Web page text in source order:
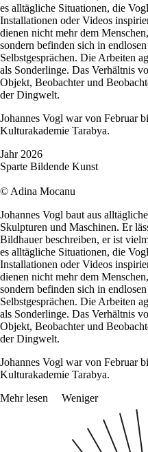
es alltägliche Situationen, die
Installationen oder Videos
dienen nicht mehr dem
sondern befinden sich in
Selbstgesprächen. Die Arbeiten
als Sonderlinge. Das Verhältnis
Objekt, Beobachter und
derDingwelt.
Johannes Vogl war von Februar
Kulturakademie Tarabya.
Jahr 2026
Sparte Bildende Kunst
© Adina Mocanu
Johannes Vogl baut aus
Skulpturen und Maschinen. Er
Bildhauer beschreiben, er ist
es alltägliche Situationen, die
Installationen oder Videos
dienen nicht mehr dem
sondern befinden sich in
Selbstgesprächen. Die Arbeiten
als Sonderlinge. Das Verhältnis
Objekt, Beobachter und
derDingwelt.
Johannes Vogl war von Februar
Kulturakademie Tarabya.
Mehr lesen
Weniger